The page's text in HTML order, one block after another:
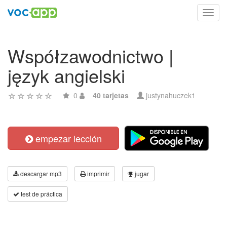
Współzawodnictwo |
język angielski
0 40 tarjetas justynahuczek1
empezar lección
descargar mp3 imprimir jugar
test de práctica